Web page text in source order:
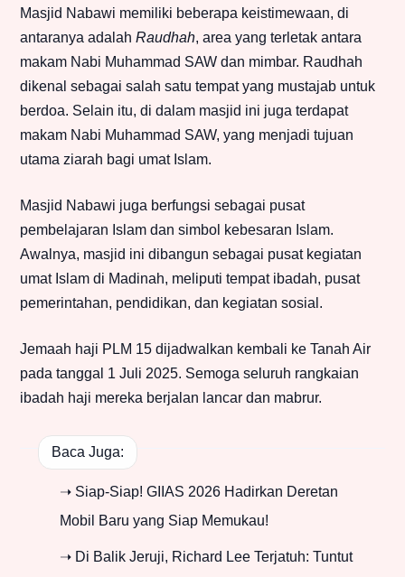
Masjid Nabawi memiliki beberapa keistimewaan, di
antaranya adalah Raudhah, area yang terletak antara
makam Nabi Muhammad SAW dan mimbar. Raudhah
dikenal sebagai salah satu tempat yang mustajab untuk
berdoa. Selain itu, di dalam masjid ini juga terdapat
makam Nabi Muhammad SAW, yang menjadi tujuan
utama ziarah bagi umat Islam.
Masjid Nabawi juga berfungsi sebagai pusat
pembelajaran Islam dan simbol kebesaran Islam.
Awalnya, masjid ini dibangun sebagai pusat kegiatan
umat Islam di Madinah, meliputi tempat ibadah, pusat
pemerintahan, pendidikan, dan kegiatan sosial.
Jemaah haji PLM 15 dijadwalkan kembali ke Tanah Air
pada tanggal 1 Juli 2025. Semoga seluruh rangkaian
ibadah haji mereka berjalan lancar dan mabrur.
Baca Juga:
➝ Siap-Siap! GIIAS 2026 Hadirkan Deretan
Mobil Baru yang Siap Memukau!
➝ Di Balik Jeruji, Richard Lee Terjatuh: Tuntut